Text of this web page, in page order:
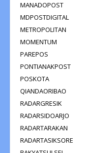
MANADOPOST
MDPOSTDIGITAL
METROPOLITAN
MOMENTUM
PAREPOS
PONTIANAKPOST
POSKOTA
QIANDAORIBAO
RADARGRESIK
RADARSIDOARJO
RADARTARAKAN
RADARTASIKSORE